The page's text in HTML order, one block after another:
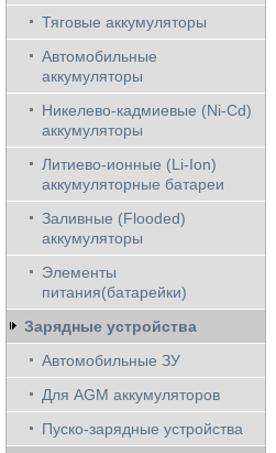
Тяговые аккумуляторы
Автомобильные
аккумуляторы
Никелево-кадмиевые (Ni-Cd)
аккумуляторы
Литиево-ионные (Li-Ion)
аккумуляторные батареи
Заливные (Flooded)
аккумуляторы
Элементы
питания(батарейки)
Зарядные устройства
Автомобильные ЗУ
Для AGM аккумуляторов
Пуско-зарядные устройства